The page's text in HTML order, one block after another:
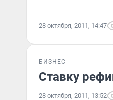
28 октября, 2011, 14:47
БИЗНЕС
Ставку
28 октября, 2011, 13:52